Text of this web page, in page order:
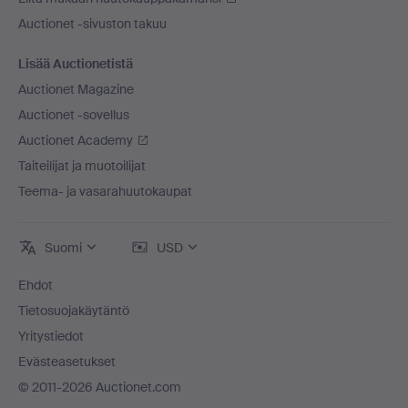
Auctionet -sivuston takuu
Lisää Auctionetistä
Auctionet Magazine
Auctionet -sovellus
Auctionet Academy
Taiteilijat ja muotoilijat
Teema- ja vasarahuutokaupat
Suomi USD
Ehdot
Tietosuojakäytäntö
Yritystiedot
Evästeasetukset
© 2011-2026 Auctionet.com